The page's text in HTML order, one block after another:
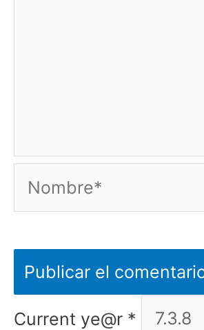
Nombre*
Current ye@r *